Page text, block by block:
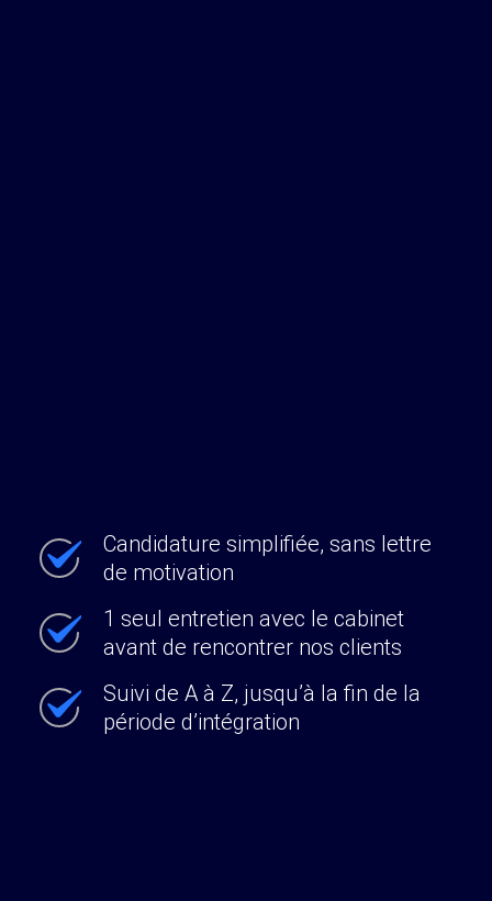
Candidature simplifiée, sans lettre
de motivation
1 seul entretien avec le cabinet
avant de rencontrer nos clients
Suivi de A à Z, jusqu’à la fin de la
période d’intégration